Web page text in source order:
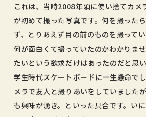
これは、当時2008年頃に使い捨てカメ
が初めて撮った写真です。何を撮った
ず、とりあえず目の前のものを撮ってい
何が面白くて撮っていたのかわかりま
たいという欲求だけはあったのだと思い
学生時代スケートボードに一生懸命で
メラで友人と撮りあいをしていました
も興味が湧き。といった具合です。い